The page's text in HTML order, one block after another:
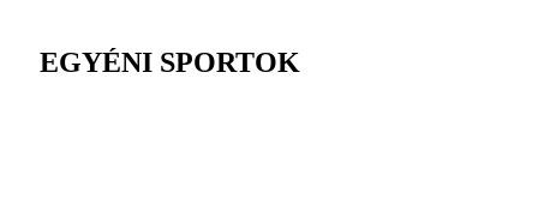
EGYÉNI SPORTOK